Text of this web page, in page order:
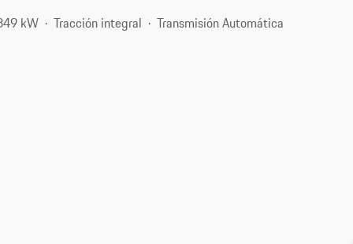
kW Tracción integral
Transmisión Automática